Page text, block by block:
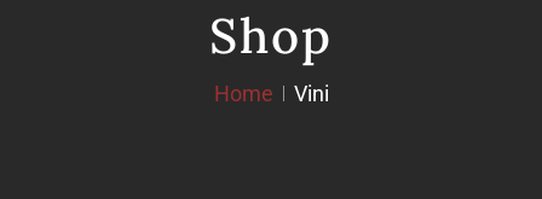
Shop
Home Vini